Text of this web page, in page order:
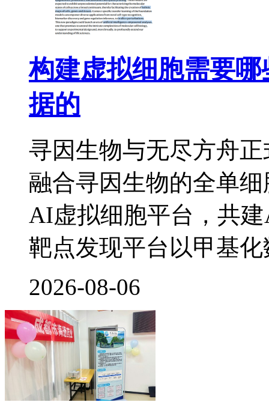
构建虚拟细胞需要
据的
寻因生物与无尽方舟
融合寻因生物的全单
AI虚拟细胞平台，共
靶点发现平台以甲基化
2026-08-06